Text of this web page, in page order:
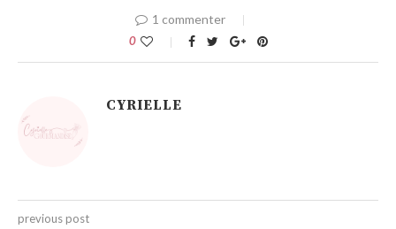
1 commenter
0
CYRIELLE
previous post